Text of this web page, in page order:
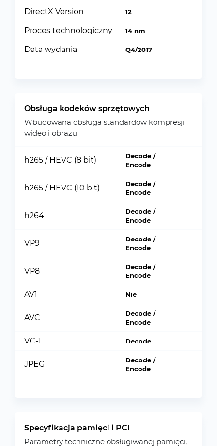
DirectX Version 12
Proces technologiczny 14 nm
Data wydania Q4/2017
Obsługa kodeków sprzętowych
Wbudowana obsługa standardów kompresji
wideo i obrazu
h265 / HEVC (8 bit)
Decode /
Encode
h265 / HEVC (10 bit)
Decode /
Encode
h264
Decode /
Encode
VP9
Decode /
Encode
VP8
Decode /
Encode
AV1 Nie
AVC
Decode /
Encode
VC-1 Decode
JPEG
Decode /
Encode
Specyfikacja pamięci i PCI
Parametry techniczne obsługiwanej pamięci,